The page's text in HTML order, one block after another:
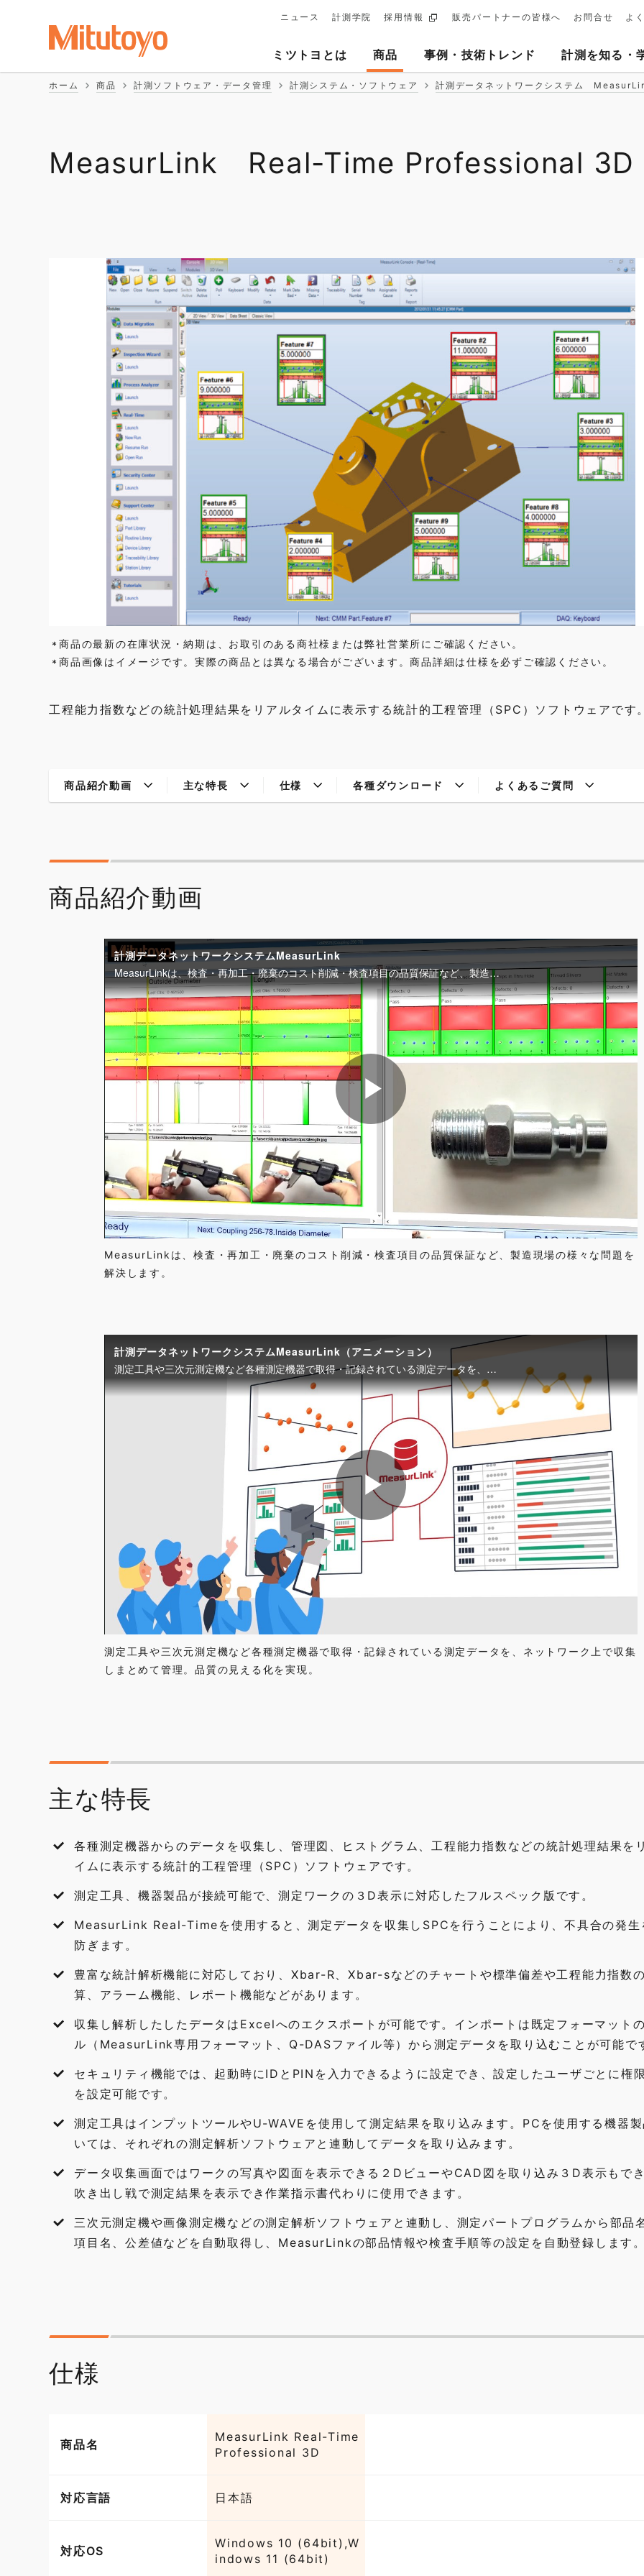
Secondary
Navigation
ミツトヨとは 商品 事例・技術トレンド 計測を知る・
メ
イ
ン
ビ
ゲ
ニュース 計測学院 採用情報 販売パートナーの皆様へ お問合せ よ
ホーム 商品 計測ソフトウェア・データ管理 計測システム・ソフトウェア 計測データネットワークシステム
MeasurLink Real-Time Professional 3D
* 商品の最新の在庫状況・納期は、お取引のある商社様または弊社営業所にご確認ください。
* 商品画像はイメージです。実際の商品とは異なる場合がございます。商品詳細は仕様を必ずご確認ください。
工程能力指数などの統計処理結果をリアルタイムに表示する統計的工程管理（SPC）ソフトウェアです。
商品紹介動画 主な特長 仕様 各種ダウンロード よくあるご質問
商品紹介動画
MeasurLinkは、検査・再加工・廃棄のコスト削減・検査項目の品質保証など、製造現場の様々な問題を
解決します。
測定工具や三次元測定機など各種測定機器で取得・記録されている測定データを、ネットワーク上で収集
しまとめて管理。品質の見える化を実現。
主な特長
各種測定機器からのデータを収集し、管理図、ヒストグラム、工程能力指数などの統計処理結果を
イムに表示する統計的工程管理（SPC）ソフトウェアです。
測定工具、機器製品が接続可能で、測定ワークの３D表示に対応したフルスペック版です。
MeasurLink Real-Timeを使用すると、測定データを収集しSPCを行うことにより、不具合の発生
防ぎます。
豊富な統計解析機能に対応しており、Xbar-R、Xbar-sなどのチャートや標準偏差や工程能力指数
算、アラーム機能、レポート機能などがあります。
収集し解析したしたデータはExcelへのエクスポートが可能です。インポートは既定フォーマット
ル（MeasurLink専用フォーマット、Q-DASファイル等）から測定データを取り込むことが可能で
セキュリティ機能では、起動時にIDとPINを入力できるように設定でき、設定したユーザごとに権
を設定可能です。
測定工具はインプットツールやU-WAVEを使用して測定結果を取り込みます。PCを使用する機器
いては、それぞれの測定解析ソフトウェアと連動してデータを取り込みます。
データ収集画面ではワークの写真や図面を表示できる２DビューやCAD図を取り込み３D表示もでき
吹き出し戦で測定結果を表示でき作業指示書代わりに使用できます。
三次元測定機や画像測定機などの測定解析ソフトウェアと連動し、測定パートプログラムから部品
項目名、公差値などを自動取得し、MeasurLinkの部品情報や検査手順等の設定を自動登録します。
仕様
商品名
MeasurLink Real-Time
Professional 3D
対応言語 日本語
対応OS
Windows 10 (64bit),W
indows 11 (64bit)